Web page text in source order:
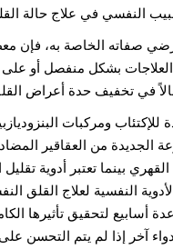
النفسي في علاج حالة
صفاته الخاصة به، فإن
بشكل منفصل أو
في تخفيف حدة أعراض
للإكتئاب ومركبات
الجديدة من العقاقير
بينما تعتبر أدوية
النفسية لعلاج القلق
عدة أسابيع لتحقيق
دواء آخر إذا لم يتم التحسن